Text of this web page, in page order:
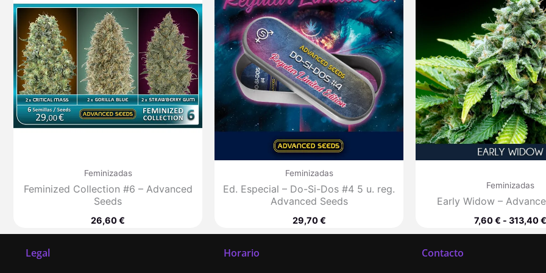
Feminizadas
Feminized Collection #6 – Advanced
Seeds
26,60€
Feminizadas
Ed. Especial – Do-Si-Dos #4 5 u. reg.
Advanced Seeds
29,70€
Feminizadas
Early Widow –
7,60€ - 313,40€
Legal Horario Contacto